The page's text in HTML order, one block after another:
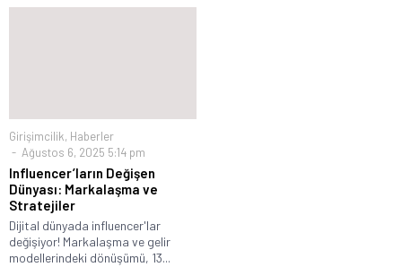
Girişimcilik, Haberler
Ağustos 6, 2025 5:14 pm
Influencer’ların Değişen
Dünyası: Markalaşma ve
Stratejiler
Dijital dünyada influencer'lar
değişiyor! Markalaşma ve gelir
modellerindeki dönüşümü, 13...